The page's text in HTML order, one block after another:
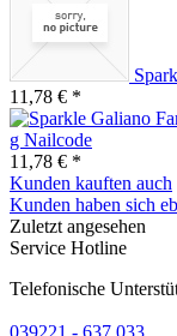
11,78 € *
g Nailcode
11,78 € *
Kunden kauften auch
Kunden haben sich
Zuletzt angesehen
Service Hotline
Telefonische
039221 - 637 033